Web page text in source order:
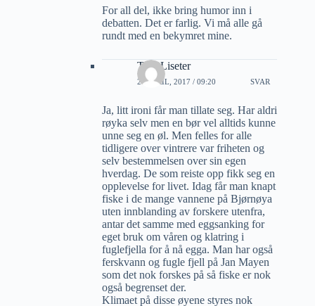
For all del, ikke bring humor inn i
debatten. Det er farlig. Vi må alle gå
rundt med en bekymret mine.
Tore Liseter
28 APRIL, 2017 / 09:20 SVAR
Ja, litt ironi får man tillate seg. Har aldri
røyka selv men en bør vel alltids kunne
unne seg en øl. Men felles for alle
tidligere over vintrere var friheten og
selv bestemmelsen over sin egen
hverdag. De som reiste opp fikk seg en
opplevelse for livet. Idag får man knapt
fiske i de mange vannene på Bjørnøya
uten innblanding av forskere utenfra,
antar det samme med eggsanking for
eget bruk om våren og klatring i
fuglefjella for å nå egga. Man har også
ferskvann og fugle fjell på Jan Mayen
som det nok forskes på så fiske er nok
også begrenset der.
Klimaet på disse øyene styres nok